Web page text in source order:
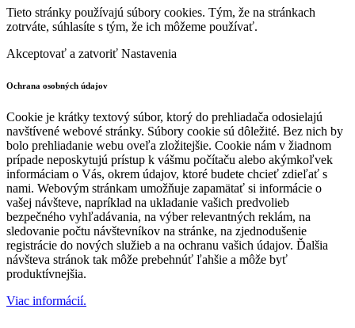
Tieto stránky používajú súbory cookies. Tým, že na stránkach
zotrváte, súhlasíte s tým, že ich môžeme používať.
Akceptovať a zatvoriť Nastavenia
Ochrana osobných údajov
Cookie je krátky textový súbor, ktorý do prehliadača odosielajú
navštívené webové stránky. Súbory cookie sú dôležité. Bez nich by
bolo prehliadanie webu oveľa zložitejšie. Cookie nám v žiadnom
prípade neposkytujú prístup k vášmu počítaču alebo akýmkoľvek
informáciam o Vás, okrem údajov, ktoré budete chcieť zdieľať s
nami. Webovým stránkam umožňuje zapamätať si informácie o
vašej návšteve, napríklad na ukladanie vašich predvolieb
bezpečného vyhľadávania, na výber relevantných reklám, na
sledovanie počtu návštevníkov na stránke, na zjednodušenie
registrácie do nových služieb a na ochranu vašich údajov. Ďalšia
návšteva stránok tak môže prebehnúť ľahšie a môže byť
produktívnejšia.
Viac informácií.